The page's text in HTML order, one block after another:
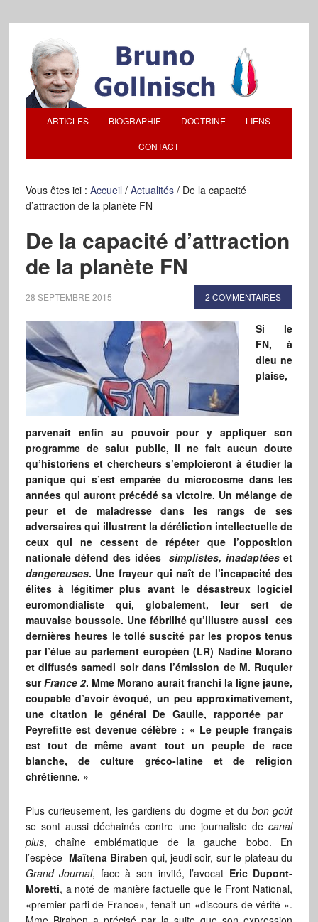
ARTICLES BIOGRAPHIE DOCTRINE LIENS
CONTACT
Vous êtes ici : Accueil / Actualités /De la capacité
d’attraction de la planète FN
De la capacité d’attraction
de la planète FN
28 SEPTEMBRE 2015 2 COMMENTAIRES
Si le
FN, à
dieu ne
plaise,
parvenait enfin au pouvoir pour y appliquer son
programme de salut public, il ne fait aucun doute
qu’historiens et chercheurs s’emploieront à étudier la
panique qui s’est emparée du microcosme dans les
années qui auront précédé sa victoire. Un mélange de
peur et de maladresse dans les rangs de ses
adversaires qui illustrent la déréliction intellectuelle de
ceux qui ne cessent de répéter que l’opposition
nationale défend des idées simplistes, inadaptéeset
dangereuses. Une frayeur qui naît de l’incapacité des
élites à légitimer plus avant le désastreux logiciel
euromondialiste qui, globalement, leur sert de
mauvaise boussole. Une fébrilité qu’illustre aussi ces
dernières heures le tollé suscité par les propos tenus
par l’élue au parlement européen (LR) Nadine Morano
et diffusés samedi soir dans l’émission de M. Ruquier
surFrance 2. Mme Morano aurait franchi la ligne jaune,
coupable d’avoir évoqué, un peu approximativement,
une citation le général De Gaulle, rapportée par
Peyrefitte est devenue célèbre : « Le peuple français
est tout de même avant tout un peuple de race
blanche, de culture gréco-latine et de religion
chrétienne. »
Plus curieusement, les gardiens du dogme et dubon goût
se sont aussi déchainés contre une journaliste decanal
plus, chaîne emblématique de la gauche bobo. En
l’espèce Maïtena Biraben qui, jeudi soir, sur le plateau du
Grand Journal, face à son invité, l’avocat Eric Dupont-
Moretti, a noté de manière factuelle que le Front National,
«premier parti de France», tenait un «discours de vérité ».